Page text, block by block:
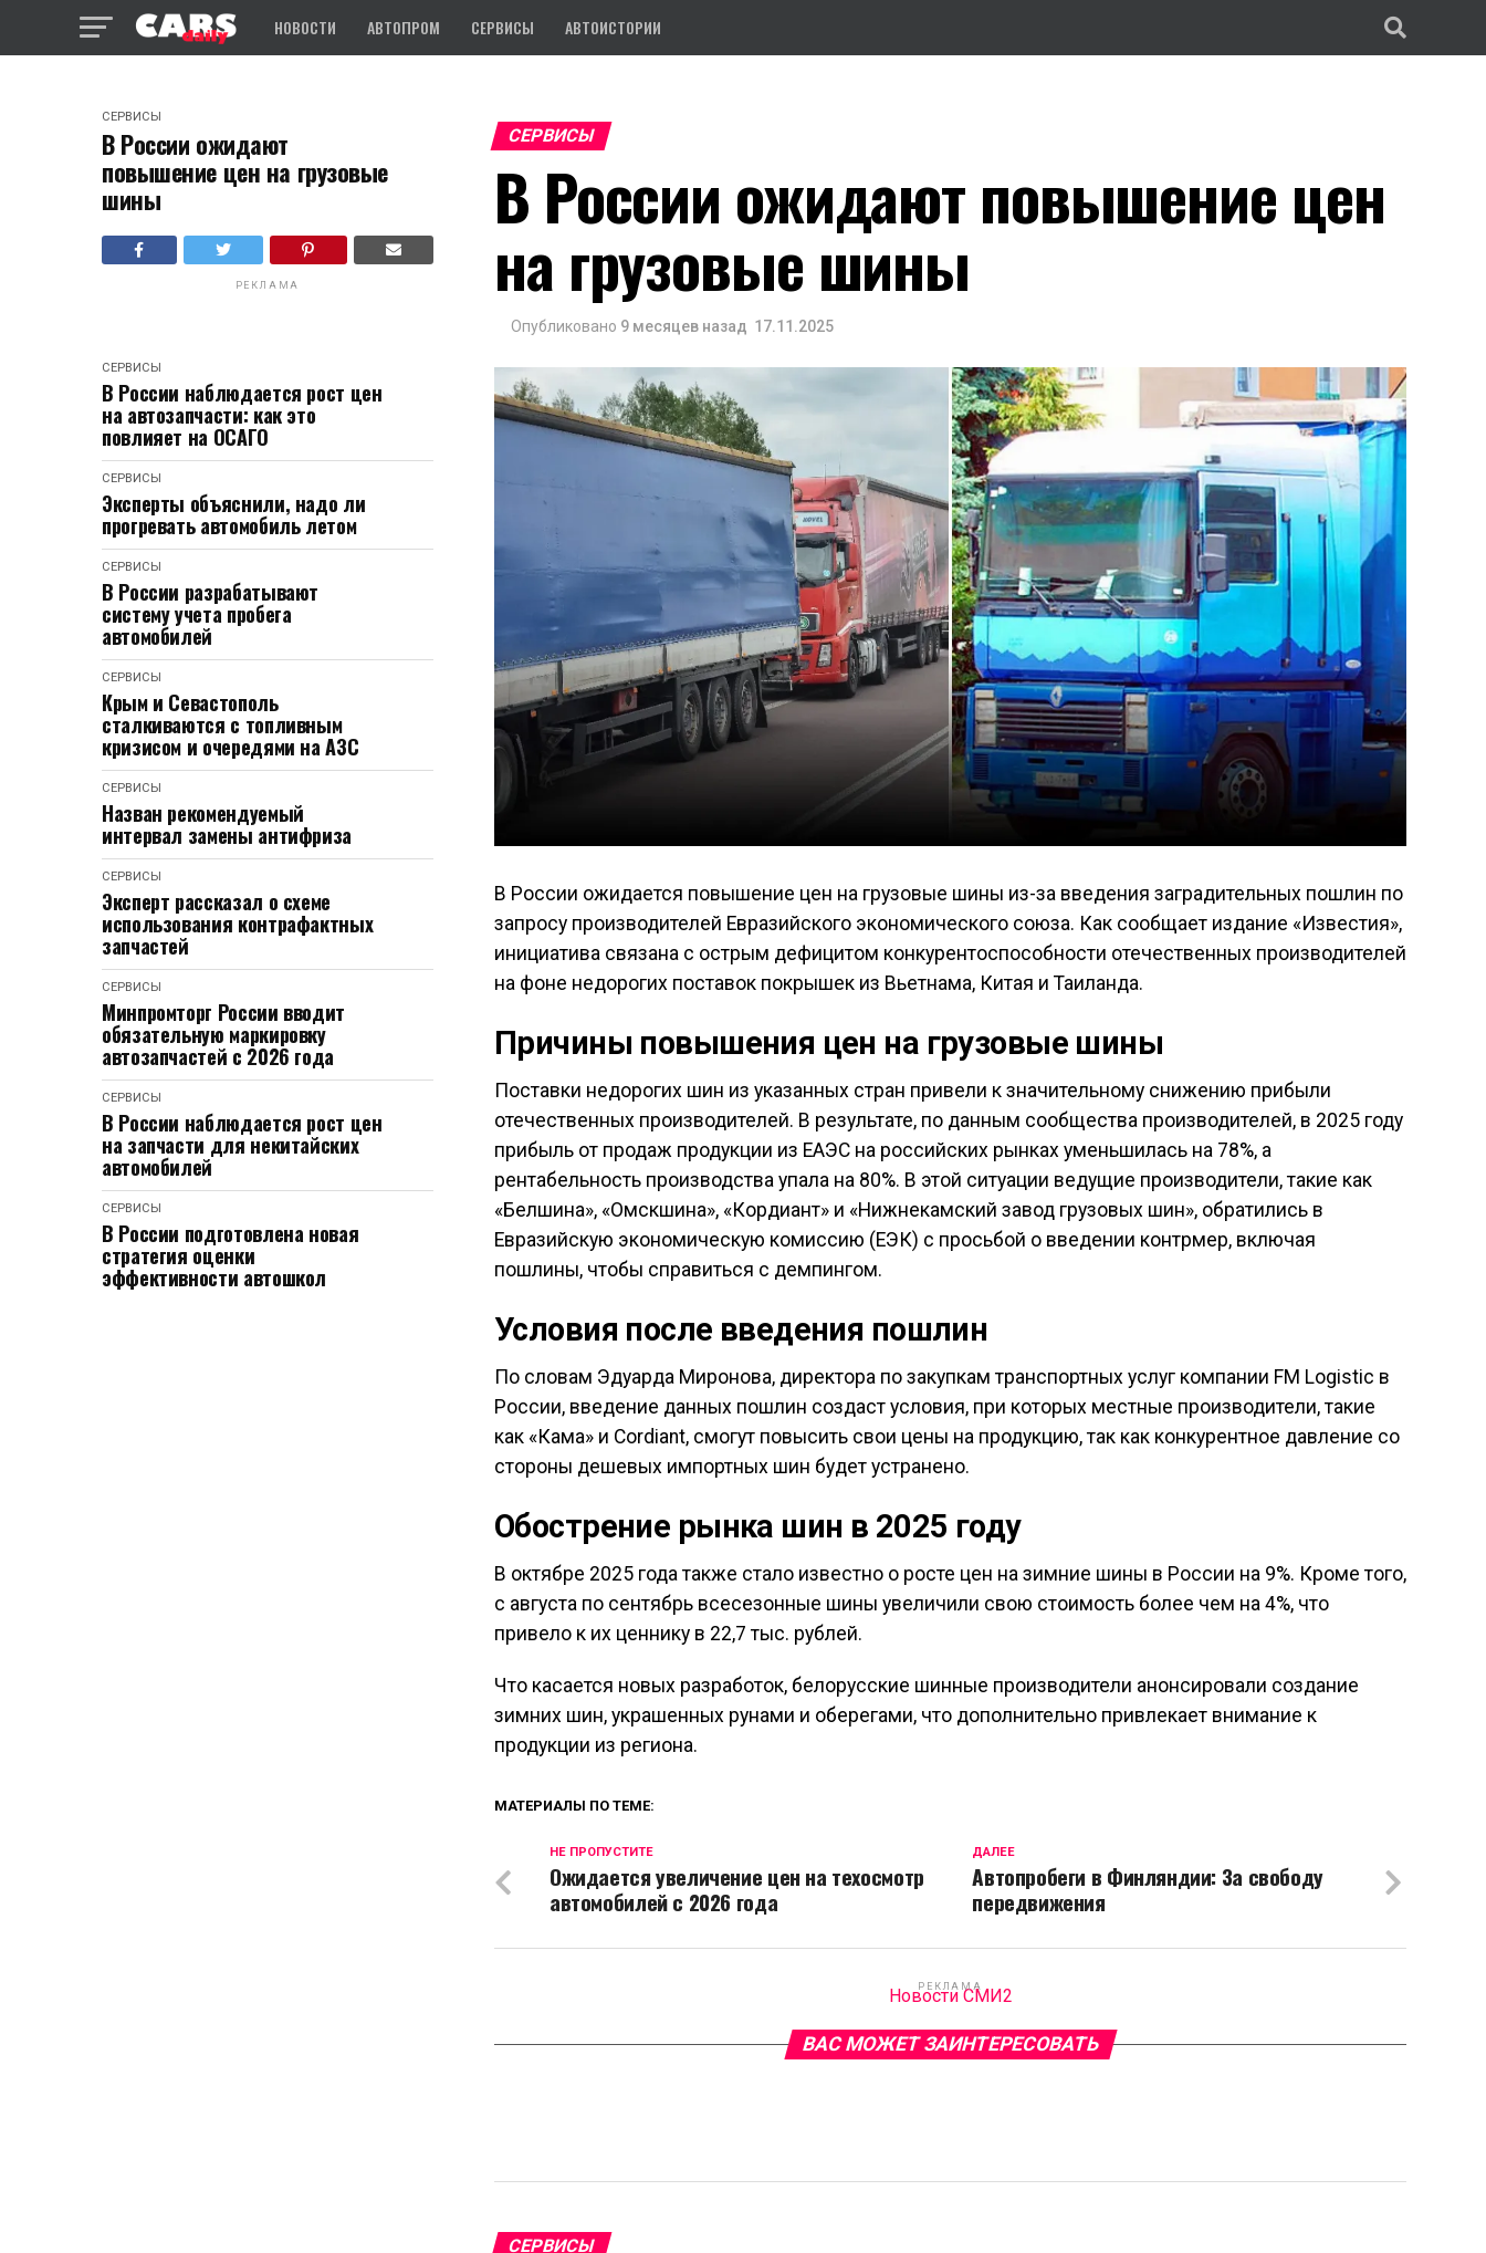
НОВОСТИ АВТОПРОМ СЕРВИСЫ АВТОИСТОРИИ
СЕРВИСЫ
В России ожидают
повышение цен на грузовые
шины
РЕКЛАМА
СЕРВИСЫ
В России наблюдается рост цен
на автозапчасти: как это
повлияет на ОСАГО
СЕРВИСЫ
Эксперты объяснили, надо ли
прогревать автомобиль летом
СЕРВИСЫ
В России разрабатывают
систему учета пробега
автомобилей
СЕРВИСЫ
Крым и Севастополь
сталкиваются с топливным
кризисом и очередями на АЗС
СЕРВИСЫ
Назван рекомендуемый
интервал замены антифриза
СЕРВИСЫ
Эксперт рассказал о схеме
использования контрафактных
запчастей
СЕРВИСЫ
Минпромторг России вводит
обязательную маркировку
автозапчастей с 2026 года
СЕРВИСЫ
В России наблюдается рост цен
на запчасти для некитайских
автомобилей
СЕРВИСЫ
В России подготовлена новая
стратегия оценки
эффективности автошкол
СЕРВИСЫ
В России ожидают повышение цен
на грузовые шины
Опубликовано 9 месяцев назад 17.11.2025
В России ожидается повышение цен на грузовые шины из-за введения заградительных пошлин по
запросу производителей Евразийского экономического союза. Как сообщает издание «Известия»,
инициатива связана с острым дефицитом конкурентоспособности отечественных производителей
на фоне недорогих поставок покрышек из Вьетнама, Китая и Таиланда.
Причины повышения цен на грузовые шины
Поставки недорогих шин из указанных стран привели к значительному снижению прибыли
отечественных производителей. В результате, по данным сообщества производителей, в 2025 году
прибыль от продаж продукции из ЕАЭС на российских рынках уменьшилась на 78%, а
рентабельность производства упала на 80%. В этой ситуации ведущие производители, такие как
«Белшина», «Омскшина», «Кордиант» и «Нижнекамский завод грузовых шин», обратились в
Евразийскую экономическую комиссию (ЕЭК) с просьбой о введении контрмер, включая
пошлины, чтобы справиться с демпингом.
Условия после введения пошлин
По словам Эдуарда Миронова, директора по закупкам транспортных услуг компании FM Logistic в
России, введение данных пошлин создаст условия, при которых местные производители, такие
как «Кама» и Cordiant, смогут повысить свои цены на продукцию, так как конкурентное давление со
стороны дешевых импортных шин будет устранено.
Обострение рынка шин в 2025 году
В октябре 2025 года также стало известно о росте цен на зимние шины в России на 9%. Кроме того,
с августа по сентябрь всесезонные шины увеличили свою стоимость более чем на 4%, что
привело к их ценнику в 22,7 тыс. рублей.
Что касается новых разработок, белорусские шинные производители анонсировали создание
зимних шин, украшенных рунами и оберегами, что дополнительно привлекает внимание к
продукции из региона.
МАТЕРИАЛЫ ПО ТЕМЕ:
ДАЛЕЕ
Автопробеги в Финляндии: За свободу
передвижения
НЕ ПРОПУСТИТЕ
Ожидается увеличение цен на техосмотр
автомобилей с 2026 года
РЕКЛАМА
Новости СМИ2
ВАС МОЖЕТ ЗАИНТЕРЕСОВАТЬ
СЕРВИСЫ